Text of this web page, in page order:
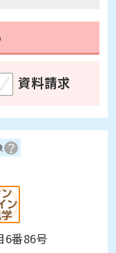
れた方の霊柩
じ出入り口な
がしました。
思いました。
で、仮予約方
は担当者さん
ました。
資料請求
6番86号